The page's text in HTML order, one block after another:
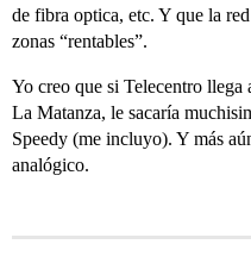
de fibra optica, etc. Y que la
zonas “rentables”.
Yo creo que si Telecentro llega
La Matanza, le sacaría
Speedy (me incluyo). Y más
analógico.